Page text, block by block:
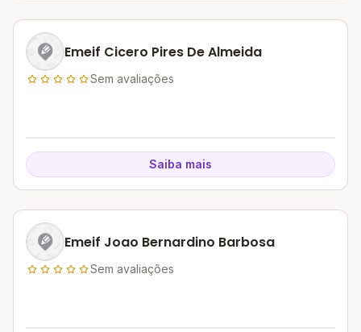
Emeif Cicero Pires De Almeida
Sem avaliações
Saiba mais
Emeif Joao Bernardino Barbosa
Sem avaliações